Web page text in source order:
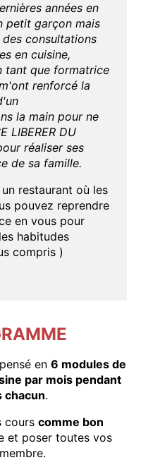
années en
petit garçon mais
consultations
en cuisine,
tant que formatrice
renforcé la
la main pour ne
LIBERER DU
réaliser ses
de sa famille.
restaurant où les
pouvez reprendre
en vous pour
habitudes
compris )
en 6 modules de
par mois pendant
chacun.
cours comme bon
et poser toutes vos